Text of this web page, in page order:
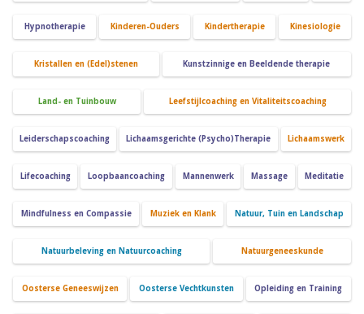
Hypnotherapie Kinderen-Ouders Kindertherapie Kinesiologie
Kristallen en (Edel)stenen Kunstzinnige en Beeldende therapie
Land- en Tuinbouw Leefstijlcoaching en Vitaliteitscoaching
Leiderschapscoaching Lichaamsgerichte (Psycho)Therapie Lichaamswerk
Lifecoaching Loopbaancoaching Mannenwerk Massage Meditatie
Mindfulness en Compassie Muziek en Klank Natuur, Tuin en Landschap
Natuurbeleving en Natuurcoaching Natuurgeneeskunde
Oosterse Geneeswijzen Oosterse Vechtkunsten Opleiding en Training